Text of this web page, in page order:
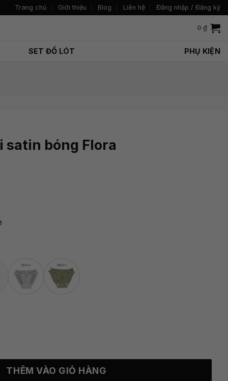
Trang chủ Giới thiệu Blog Liên hệ Đăng nhập / Đăng ký
0₫
SET ĐỒ LÓT PHỤ KIỆN
satin bóng Flora
THÊM VÀO GIỎ HÀNG